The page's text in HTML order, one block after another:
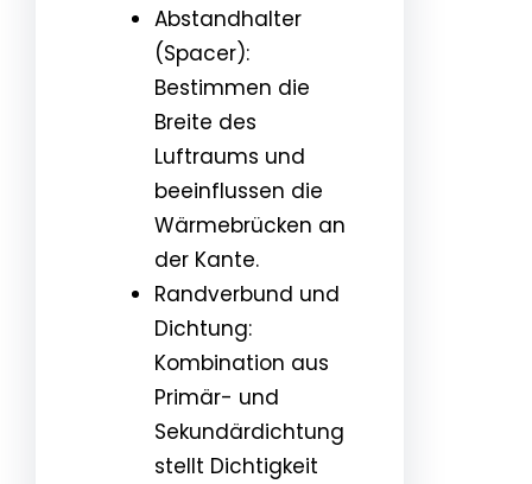
Abstandhalter
(Spacer):
Bestimmen die
Breite des
Luftraums und
beeinflussen die
Wärmebrücken an
der Kante.
Randverbund und
Dichtung:
Kombination aus
Primär- und
Sekundärdichtung
stellt Dichtigkeit